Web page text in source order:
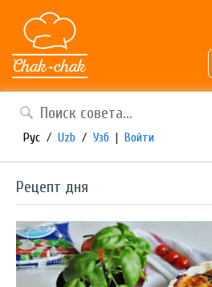
Рус / Uzb / Узб | Войти
Рецепт дня